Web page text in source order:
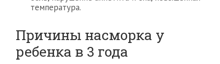
температура.
Причины насморка у
ребенка в 3 года